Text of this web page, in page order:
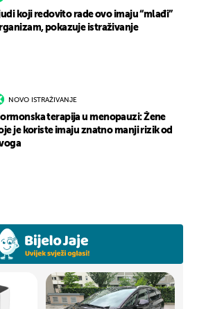
koji redovito rade ovo imaju “mlađi”
pokazuje istraživanje
NOVO ISTRAŽIVANJE
terapija u menopauzi: Žene
je koriste imaju znatno manji rizik od